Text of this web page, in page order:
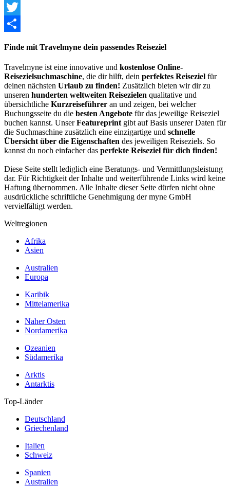
Facebook
Twitter
Finde mit Travelmyne dein passendes Reiseziel
Travelmyne ist eine innovative und kostenlose Online-
Reisezielsuchmaschine, die dir hilft, dein perfektes Reiseziel für
deinen nächsten Urlaub zu finden! Zusätzlich bieten wir dir zu
unseren hunderten weltweiten Reisezielen qualitative und
übersichtliche Kurzreiseführer an und zeigen, bei welcher
Buchungsseite du die besten Angebote für das jeweilige Reiseziel
buchen kannst. UnserFeatureprint gibt auf Basis unserer Daten für
die Suchmaschine zusätzlich eine einzigartige und schnelle
Übersicht über die Eigenschaften des jeweiligen Reiseziels. So
kannst du noch einfacher das perfekte Reiseziel für dich finden!
Diese Seite stellt lediglich eine Beratungs- und Vermittlungsleistung
dar. Für Richtigkeit der Inhalte und weiterführende Links wird keine
Haftung übernommen. Alle Inhalte dieser Seite dürfen nicht ohne
ausdrückliche schriftliche Genehmigung der myne GmbH
vervielfältigt werden.
Weltregionen
Afrika
Asien
Australien
Europa
Karibik
Mittelamerika
Naher Osten
Nordamerika
Ozeanien
Südamerika
Arktis
Antarktis
Top-Länder
Deutschland
Griechenland
Italien
Schweiz
Spanien
Australien